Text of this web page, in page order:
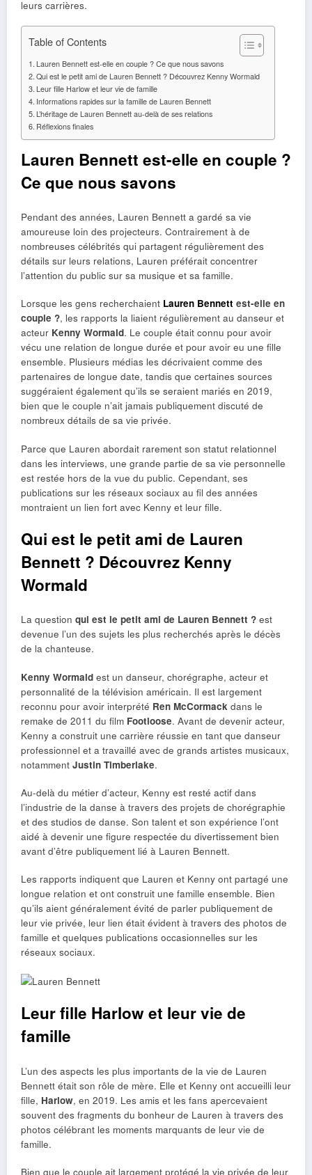
leurs carrières.
Table of Contents
Lauren Bennett est-elle en couple ? Ce que nous savons
Qui est le petit ami de Lauren Bennett ? Découvrez Kenny Wormald
Leur fille Harlow et leur vie de famille
Informations rapides sur la famille de Lauren Bennett
L’héritage de Lauren Bennett au-delà de ses relations
Réflexions finales
Lauren Bennett est-elle en couple ?
Ce que nous savons
Pendant des années, Lauren Bennett a gardé sa vie
amoureuse loin des projecteurs. Contrairement à de
nombreuses célébrités qui partagent régulièrement des
détails sur leurs relations, Lauren préférait concentrer
l’attention du public sur sa musique et sa famille.
Lorsque les gens recherchaient Lauren Bennett est-elle en
couple ?, les rapports la liaient régulièrement au danseur et
acteur Kenny Wormald. Le couple était connu pour avoir
vécu une relation de longue durée et pour avoir eu une fille
ensemble. Plusieurs médias les décrivaient comme des
partenaires de longue date, tandis que certaines sources
suggéraient également qu’ils se seraient mariés en 2019,
bien que le couple n’ait jamais publiquement discuté de
nombreux détails de sa vie privée.
Parce que Lauren abordait rarement son statut relationnel
dans les interviews, une grande partie de sa vie personnelle
est restée hors de la vue du public. Cependant, ses
publications sur les réseaux sociaux au fil des années
montraient un lien fort avec Kenny et leur fille.
Qui est le petit ami de Lauren
Bennett ? Découvrez Kenny
Wormald
La question qui est le petit ami de Lauren Bennett ? est
devenue l’un des sujets les plus recherchés après le décès
de la chanteuse.
Kenny Wormald est un danseur, chorégraphe, acteur et
personnalité de la télévision américain. Il est largement
reconnu pour avoir interprété Ren McCormack dans le
remake de 2011 du film Footloose. Avant de devenir acteur,
Kenny a construit une carrière réussie en tant que danseur
professionnel et a travaillé avec de grands artistes musicaux,
notamment Justin Timberlake.
Au-delà du métier d’acteur, Kenny est resté actif dans
l’industrie de la danse à travers des projets de chorégraphie
et des studios de danse. Son talent et son expérience l’ont
aidé à devenir une figure respectée du divertissement bien
avant d’être publiquement lié à Lauren Bennett.
Les rapports indiquent que Lauren et Kenny ont partagé une
longue relation et ont construit une famille ensemble. Bien
qu’ils aient généralement évité de parler publiquement de
leur vie privée, leur lien était évident à travers des photos de
famille et quelques publications occasionnelles sur les
réseaux sociaux.
Leur fille Harlow et leur vie de
famille
L’un des aspects les plus importants de la vie de Lauren
Bennett était son rôle de mère. Elle et Kenny ont accueilli leur
fille, Harlow, en 2019. Les amis et les fans apercevaient
souvent des fragments du bonheur de Lauren à travers des
photos célébrant les moments marquants de leur vie de
famille.
Bien que le couple ait largement protégé la vie privée de leur